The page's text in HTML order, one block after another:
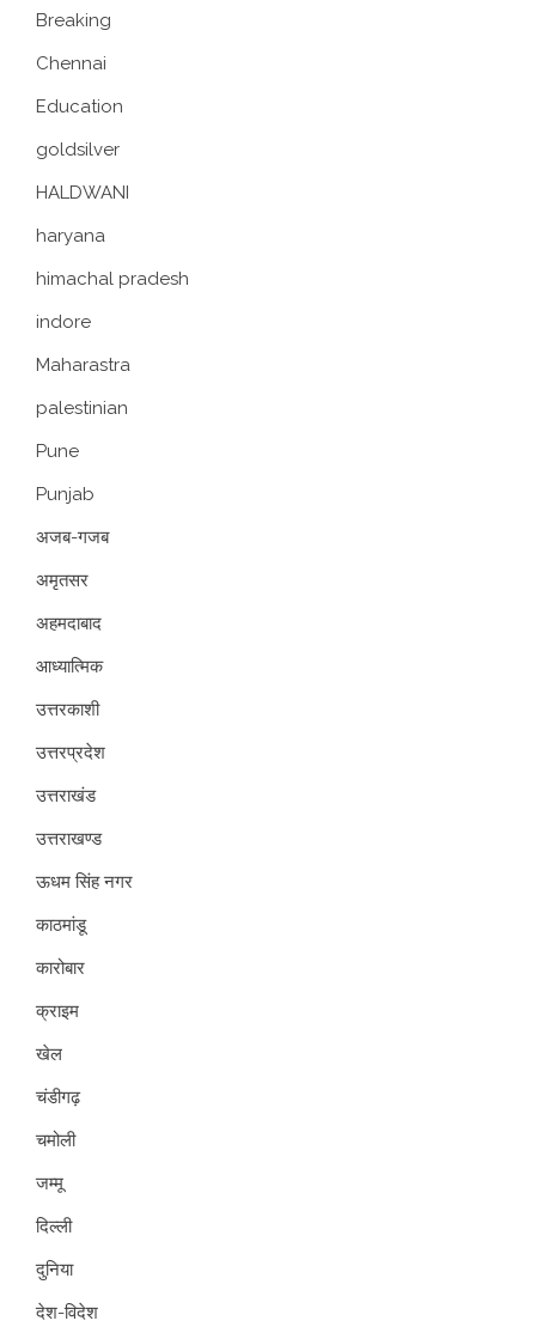
Breaking
Chennai
Education
goldsilver
HALDWANI
haryana
himachal pradesh
indore
Maharastra
palestinian
Pune
Punjab
अजब-गजब
अमृतसर
अहमदाबाद
आध्यात्मिक
उत्तरकाशी
उत्तरप्रदेश
उत्तराखंड
उत्तराखण्ड
ऊधम सिंह नगर
काठमांडू
कारोबार
क्राइम
खेल
चंडीगढ़
चमोली
जम्मू
दिल्ली
दुनिया
देश-विदेश